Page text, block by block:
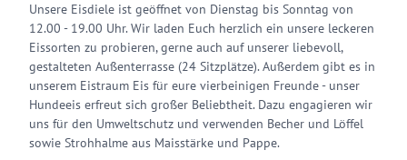
Unsere Eisdiele ist geöffnet von Dienstag bis Sonntag von
12.00 - 19.00 Uhr. Wir laden Euch herzlich ein unsere leckeren
Eissorten zu probieren, gerne auch auf unserer liebevoll,
gestalteten Außenterrasse (24 Sitzplätze). Außerdem gibt es in
unserem Eistraum Eis für eure vierbeinigen Freunde - unser
Hundeeis erfreut sich großer Beliebtheit. Dazu engagieren wir
uns für den Umweltschutz und verwenden Becher und Löffel
sowie Strohhalme aus Maisstärke und Pappe.